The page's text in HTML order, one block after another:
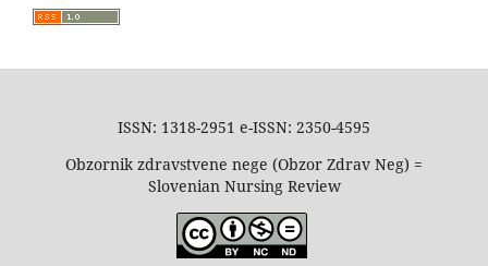
ISSN: 1318-2951 e-ISSN: 2350-4595
Obzornik zdravstvene nege (Obzor Zdrav Neg) =
Slovenian Nursing Review